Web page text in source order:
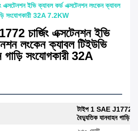
ইভি ক্যাবল কর্ড এক্সটেনশন লংকেন ক্যাবল
সংযোগকারী 32A 7.2KW
চার্জিং এক্সটেনশন ইভি
লংকেন ক্যাবল টিইউভি
গাড়ি সংযোগকারী 32A
টাইপ 1 SAE J1772
বৈদ্যুতিক যানবাহন